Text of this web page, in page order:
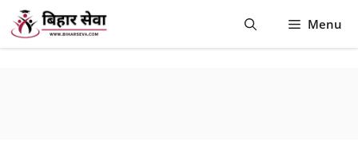
Skip
content
Menu